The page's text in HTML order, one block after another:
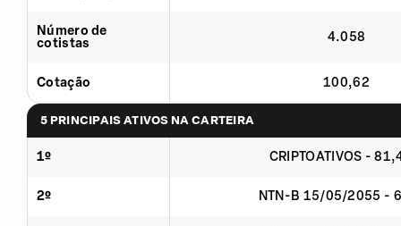
Número de
cotistas
4.058
Cotação 100,62
5 PRINCIPAIS ATIVOS NA CARTEIRA
1º CRIPTOATIVOS -
2º NTN-B 15/05/2055 -